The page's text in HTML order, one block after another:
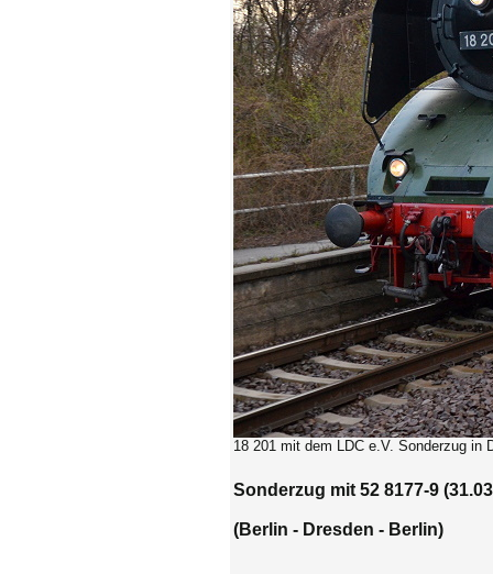
18 201 mit dem LDC e.V. Sonderzug in
Sonderzug mit 52 8177-9
(Berlin - Dresden - Berlin)